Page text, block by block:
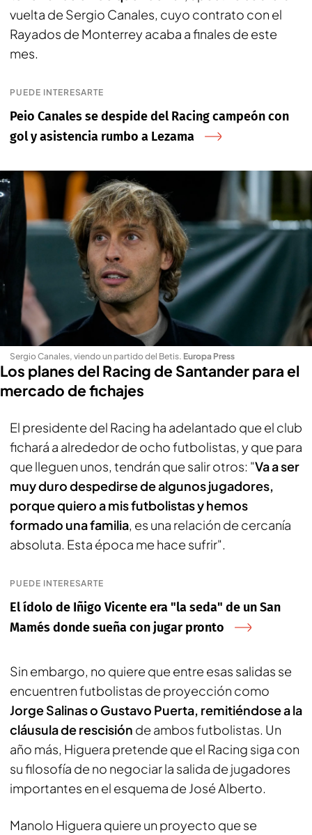
vuelta de Sergio Canales, cuyo contrato con el
Rayados de Monterrey acaba a finales de este
mes.
PUEDE INTERESARTE
Peio Canales se despide del Racing campeón con
gol y asistencia rumbo a Lezama
Sergio Canales, viendo un partido del Betis. Europa Press
Los planes del Racing de Santander para el
mercado de fichajes
El presidente del Racing ha adelantado que el club
fichará a alrededor de ocho futbolistas, y que para
que lleguen unos, tendrán que salir otros: "Va a ser
muy duro despedirse de algunos jugadores,
porque quiero a mis futbolistas y hemos
formado una familia, es una relación de cercanía
absoluta. Esta época me hace sufrir".
PUEDE INTERESARTE
El ídolo de Iñigo Vicente era "la seda" de un San
Mamés donde sueña con jugar pronto
Sin embargo, no quiere que entre esas salidas se
encuentren futbolistas de proyección como
Jorge Salinas o Gustavo Puerta, remitiéndose a la
cláusula de rescisión de ambos futbolistas. Un
año más, Higuera pretende que el Racing siga con
su filosofía de no negociar la salida de jugadores
importantes en el esquema de José Alberto.
Manolo Higuera quiere un proyecto que se